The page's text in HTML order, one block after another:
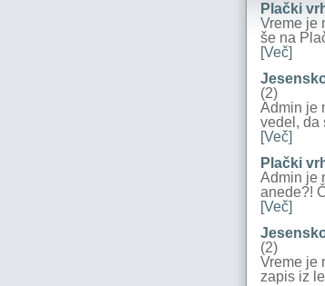
Plački
Vreme je
še na
[Več]
(2)
Admin je
vedel, da
[Več]
Plački
Admin je
anede?!
[Več]
(2)
Vreme je
zapis iz